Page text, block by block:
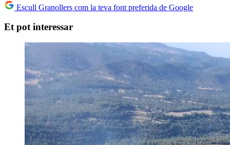
Escull Granollers com la teva font preferida de Google
Et pot interessar